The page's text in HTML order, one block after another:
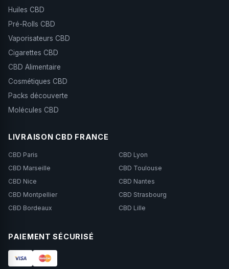
Huiles CBD
Pré-Rolls CBD
Vaporisateurs CBD
Cigarettes CBD
CBD Alimentaire
Cosmétiques CBD
Packs découverte
Molécules CBD
LIVRAISON CBD FRANCE
CBD Paris
CBD Lyon
CBD Marseille
CBD Toulouse
CBD Nice
CBD Nantes
CBD Montpellier
CBD Strasbourg
CBD Bordeaux
CBD Lille
PAIEMENT SÉCURISÉ